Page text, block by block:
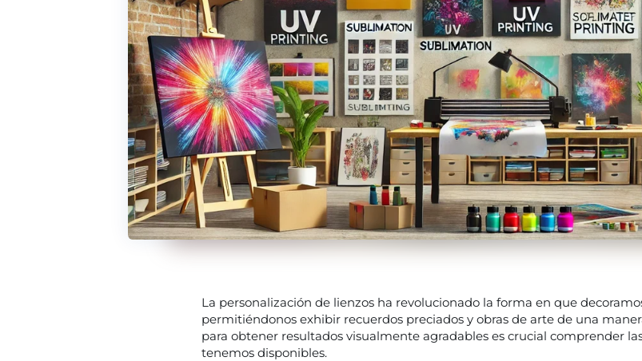
La personalización de lienzos ha revolucionado la forma en que
permitiéndonos exhibir recuerdos preciados y obras de arte de una
para obtener resultados visualmente agradables es crucial comprender
tenemos disponibles.